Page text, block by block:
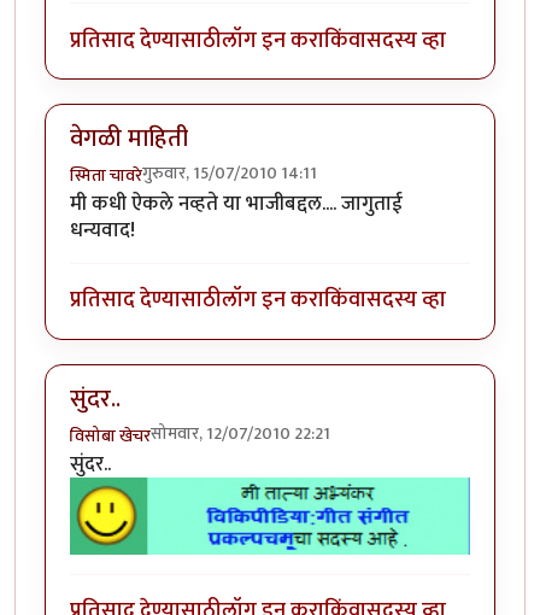
प्रतिसाद देण्यासाठीलॉग इन कराकिंवासदस्य व्हा
वेगळी माहिती
स्मिता चावरेगुरुवार, 15/07/2010 14:11
मी कधी ऐकले नव्हते या भाजीबद्दल.... जागुताई
धन्यवाद!
प्रतिसाद देण्यासाठीलॉग इन कराकिंवासदस्य व्हा
सुंदर..
विसोबा खेचरसोमवार, 12/07/2010 22:21
सुंदर..